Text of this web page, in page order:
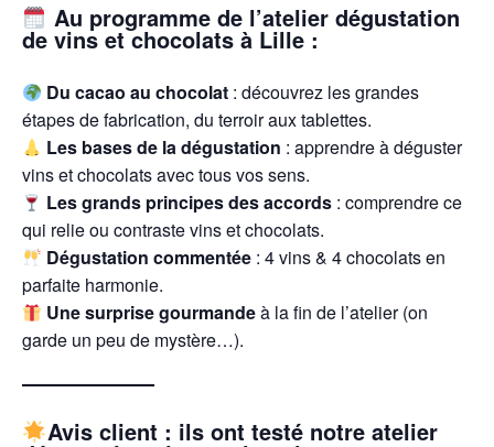
Au programme de l’atelier dégustation
de vins et chocolats à Lille :
Du cacao au chocolat : découvrez les grandes
étapes de fabrication, du terroir aux tablettes.
Les bases de la dégustation : apprendre à déguster
vins et chocolats avec tous vos sens.
Les grands principes des accords : comprendre ce
qui relie ou contraste vins et chocolats.
Dégustation commentée : 4 vins & 4 chocolats en
parfaite harmonie.
Une surprise gourmandeà la fin de l’atelier (on
garde un peu de mystère…).
——————
Avis client : ils ont testé notre atelier